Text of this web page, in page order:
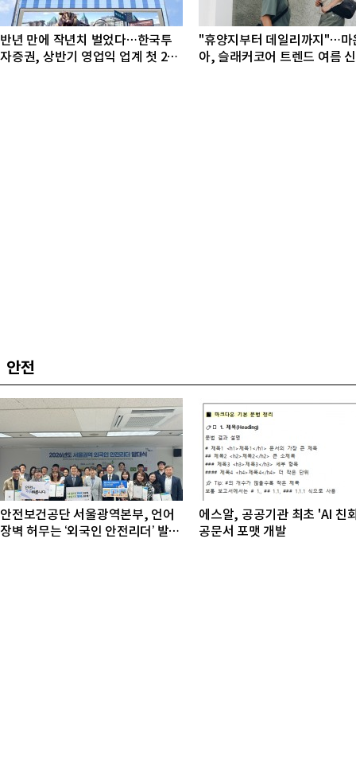
반년 만에 작년치 벌었다…한국투
자증권, 상반기 영업익 업계 첫 2조
"휴양지부터 데일리까지"…마
아, 슬래커코어 트렌드 여름
안전
안전보건공단 서울광역본부, 언어
장벽 허무는 ‘외국인 안전리더’ 발대
에스알, 공공기관 최초 'AI 친
공문서 포맷 개발